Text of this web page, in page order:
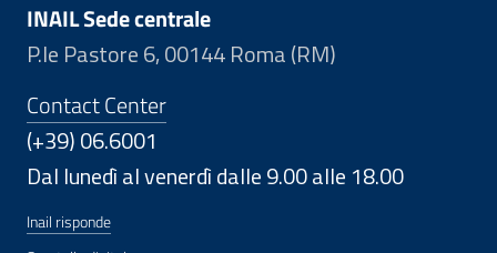
INAIL Sede centrale
P.le Pastore 6, 00144 Roma (RM)
Contact Center
(+39) 06.6001
Dal lunedì al venerdì dalle 9.00 alle 18.00
Inail risponde